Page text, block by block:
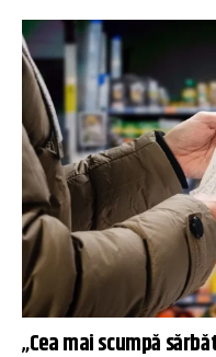
„Cea mai scumpă